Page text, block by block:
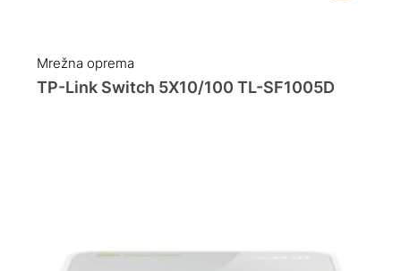
Mrežna oprema
TP-Link Switch 5X10/100 TL-SF1005D